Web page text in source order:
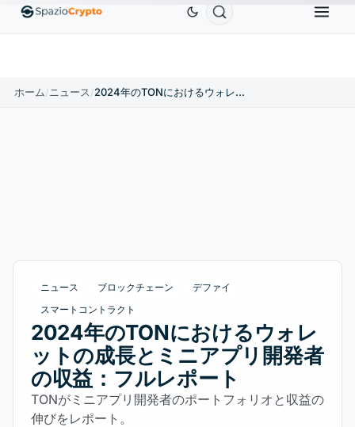
EthereumETH$1,880.58 TetherUSDT$0.9991 BNBBNB
ホーム/ニュース/ 2024年のTONにおけるウォレットの成長とミニアプリ開発者の収益：フルレポート
ニュース ブロックチェーン
デファイ
スマートコントラクト
2024年のTONにおけるウォレ
ットの成長とミニアプリ開発者
の収益：フルレポート
TONがミニアプリ開発者のポートフォリオと収益の
伸びをレポート。